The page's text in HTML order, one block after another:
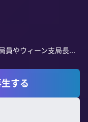
員やウィーン支局長...
する